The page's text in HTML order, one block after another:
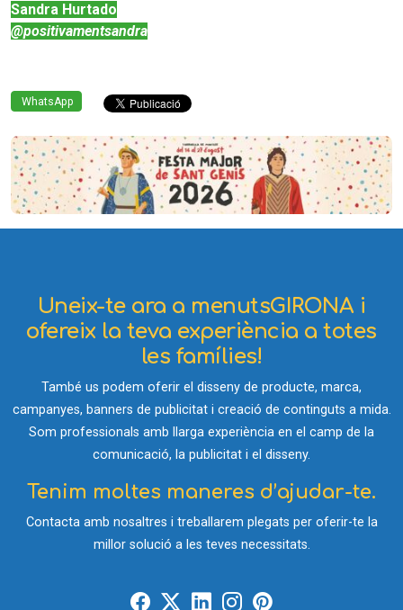
Sandra Hurtado
@positivamentsandra
WhatsApp
Uneix-te ara a menutsGIRONA i
ofereix la teva experiència a totes
les famílies!
També us podem oferir el disseny de producte, marca,
campanyes, banners de publicitat i creació de continguts a mida.
Som professionals amb llarga experiència en el camp de la
comunicació, la publicitat i el disseny.
Tenim moltes maneres d’ajudar-te.
Contacta amb nosaltres i treballarem plegats per oferir-te la
millor solució a les teves necessitats.